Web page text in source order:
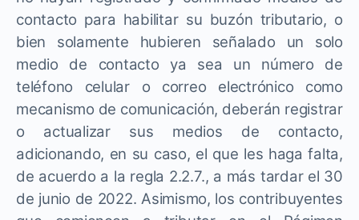
contacto para habilitar su buzón tributario, o
bien solamente hubieren señalado un solo
medio de contacto ya sea un número de
teléfono celular o correo electrónico como
mecanismo de comunicación, deberán registrar
o actualizar sus medios de contacto,
adicionando, en su caso, el que les haga falta,
de acuerdo a la regla 2.2.7., a más tardar el 30
de junio de 2022. Asimismo, los contribuyentes